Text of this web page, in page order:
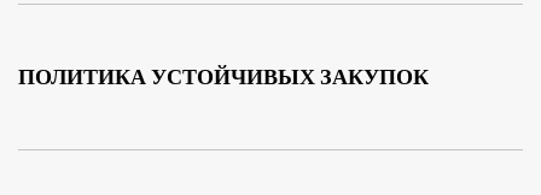
ПОЛИТИКА УСТОЙЧИВЫХ ЗАКУПОК